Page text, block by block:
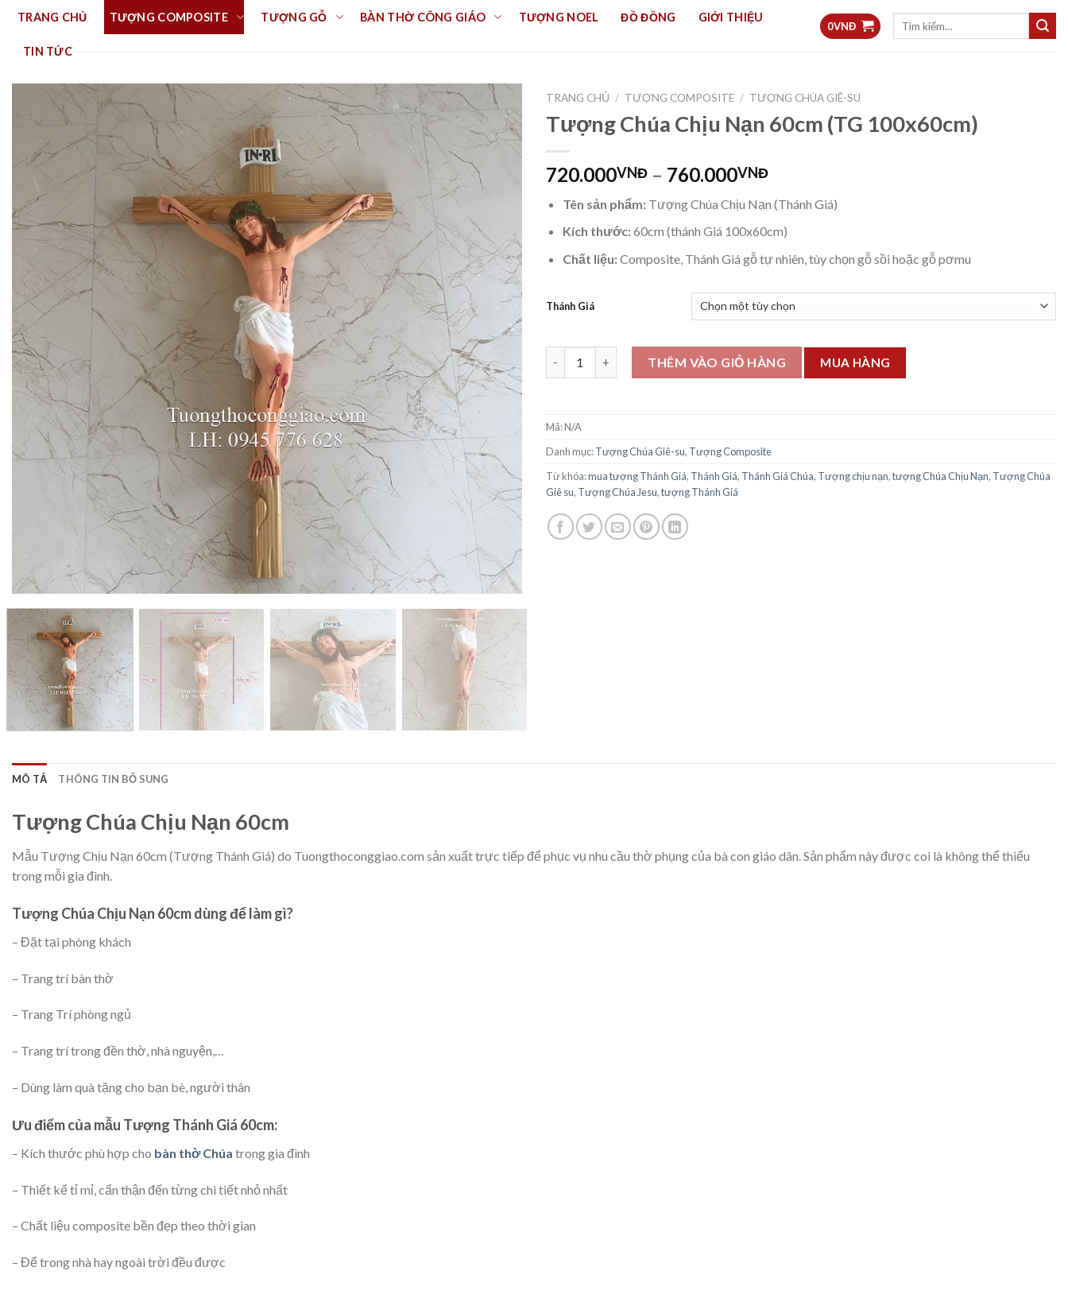
Skip
content
TRANG CHỦ TƯỢNG COMPOSITE TƯỢNG GỖ BÀN THỜ CÔNG GIÁO TƯỢNG NOEL ĐỒ ĐỒNG GIỚI THIỆU
TIN TỨC
0VNĐ
TRANG CHỦ / TƯỢNG COMPOSITE / TƯỢNG CHÚA GIÊ-SU
Tượng Chúa Chịu Nạn 60cm (TG 100x60cm)
720.000VNĐ – 760.000VNĐ
Tên sản phẩm:Tượng Chúa Chịu Nạn (Thánh Giá)
Kích thước:60cm (thánh Giá 100x60cm)
Chất liệu:Composite, Thánh Giá gỗ tự nhiên, tùy chọn gỗ sồi hoặc gỗ pơmu
Thánh Giá
Tượng Chúa Chịu Nạn 60cm (TG 100x60cm) số lượng
THÊM VÀO GIỎ HÀNG MUA HÀNG
Mã:N/A
Danh mục:Tượng Chúa Giê-su, Tượng Composite
Từ khóa:mua tượng Thánh Giá, Thánh Giá, Thánh Giá Chúa, Tượng chịu nạn,tượng Chúa Chịu Nạn, Tượng Chúa
Giê su, Tượng Chúa Jesu,tượng Thánh Giá
MÔ TẢ THÔNG TIN BỔ SUNG
Tượng Chúa Chịu Nạn 60cm
Mẫu Tượng Chịu Nạn 60cm (Tượng Thánh Giá) do Tuongthoconggiao.com sản xuất trực tiếp để phục vụ nhu cầu thờ phụng của bà con giáo dân. Sản phẩm này được coi là không thể thiếu
trong mỗi gia đình.
Tượng Chúa Chịu Nạn 60cm dùng để làm gì?
– Đặt tại phòng khách
– Trang trí bàn thờ
– Trang Trí phòng ngủ
– Trang trí trong đền thờ, nhà nguyện,…
– Dùng làm quà tặng cho bạn bè, người thân
Ưu điểm của mẫu Tượng Thánh Giá 60cm:
– Kích thước phù hợp cho bàn thờ Chúa trong gia đình
– Thiết kế tỉ mỉ, cẩn thận đến từng chi tiết nhỏ nhất
– Chất liệu composite bền đẹp theo thời gian
– Để trong nhà hay ngoài trời đều được